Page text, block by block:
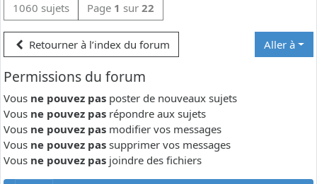
1060 sujets
Page 1 sur 22
Retourner à l’index du forum Aller à
Permissions du forum
Vous ne pouvez pas poster de nouveaux sujets
Vous ne pouvez pas répondre aux sujets
Vous ne pouvez pas modifier vos messages
Vous ne pouvez pas supprimer vos messages
Vous ne pouvez pas joindre des fichiers